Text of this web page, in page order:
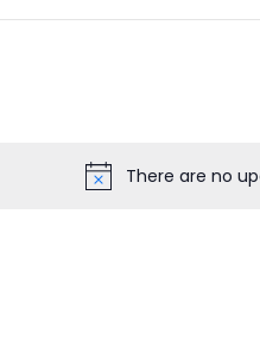
There are no